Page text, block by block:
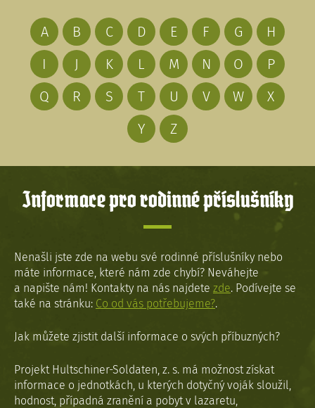
A B C D E F G
H
I
J K L M N O
P
Q
R S T U V W
X
Y
Z
Informace pro rodinné příslušníky
Nenašli jste zde na webu své rodinné příslušníky nebo
máte informace, které nám zde chybí? Neváhejte
a napište nám! Kontakty na nás najdete zde. Podívejte se
také na stránku: Co od vás potřebujeme?.
Jak můžete zjistit další informace o svých příbuzných?
Projekt Hultschiner-Soldaten, z. s. má možnost získat
informace o jednotkách, u kterých dotyčný voják sloužil,
hodnost, případná zranění a pobyt v lazaretu,